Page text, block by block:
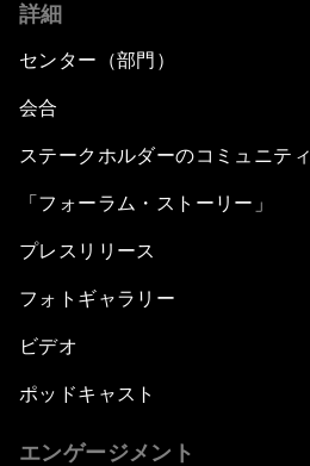
詳細
センター（部門）
会合
ステークホルダーのコミュニティ
「フォーラム・ストーリー」
プレスリリース
フォトギャラリー
ビデオ
ポッドキャスト
エンゲージメント